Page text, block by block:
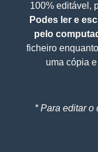
100% editável,
Podes ler e
pelo
ficheiro
uma cópia
* Para editar o